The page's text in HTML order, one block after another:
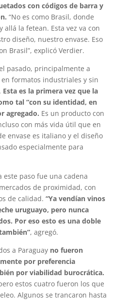
con códigos de barra y
“No es como Brasil, donde
allá la fetean. Esta vez va con
diseño, nuestro envase. Eso
Brasil”, explicó Verdier.
pasado, principalmente a
formatos industriales y sin
Esta es la primera vez que la
tal “con su identidad, en
agregado. Es un producto con
con más vida útil que en
envase es italiano y el diseño
especialmente para
este paso fue una cadena
de proximidad, con
de calidad. “Ya vendían vinos
uruguayo, pero nunca
Por eso esto es una doble
, agregó.
a Paraguay no fueron
por preferencia
por viabilidad burocrática.
estos cuatro fueron los que
Algunos se trancaron hasta